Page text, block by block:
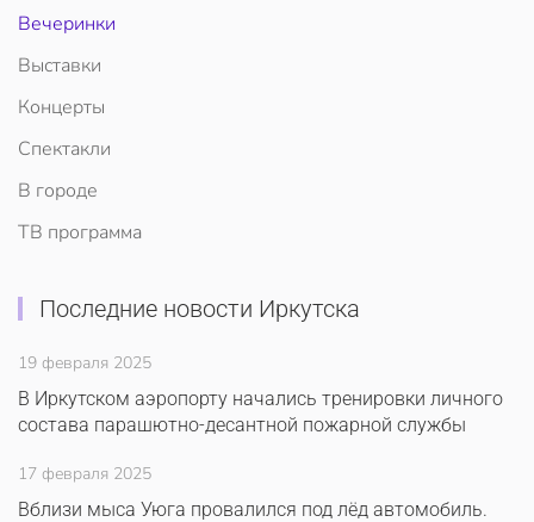
Вечеринки
Выставки
Концерты
Спектакли
В городе
ТВ программа
Последние новости Иркутска
19 февраля 2025
В Иркутском аэропорту начались тренировки личного
состава парашютно-десантной пожарной службы
17 февраля 2025
Вблизи мыса Уюга провалился под лёд автомобиль.